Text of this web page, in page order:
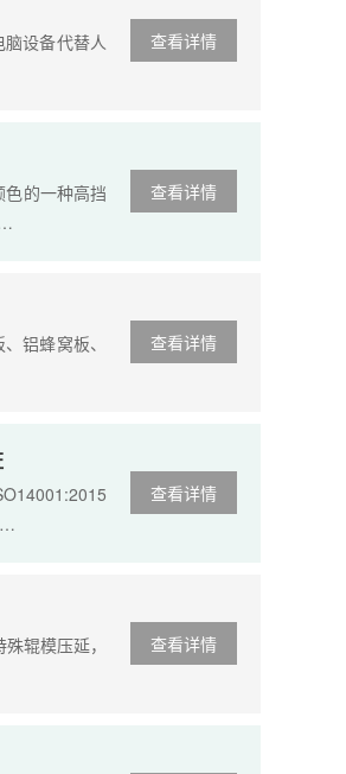
查看详情
设备代替人
查看详情
的一种高挡
查看详情
铝蜂窝板、
查看详情
查看详情
辊模压延，